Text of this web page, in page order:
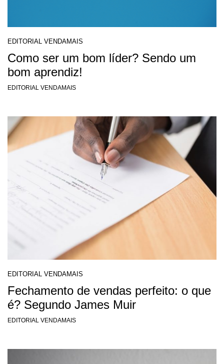
EDITORIAL VENDAMAIS
Como ser um bom líder? Sendo um
bom aprendiz!
EDITORIAL VENDAMAIS
EDITORIAL VENDAMAIS
Fechamento de vendas perfeito: o que
é? Segundo James Muir
EDITORIAL VENDAMAIS